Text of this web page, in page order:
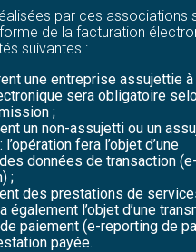
par ces associations
de la facturation
suivantes :
une entreprise assujettie à
sera obligatoire
;
un non-assujetti ou un
l’opération fera l’objet d’une
données de transaction
;
des prestations de
également l’objet d’une
paiement (e-reporting de
payée.